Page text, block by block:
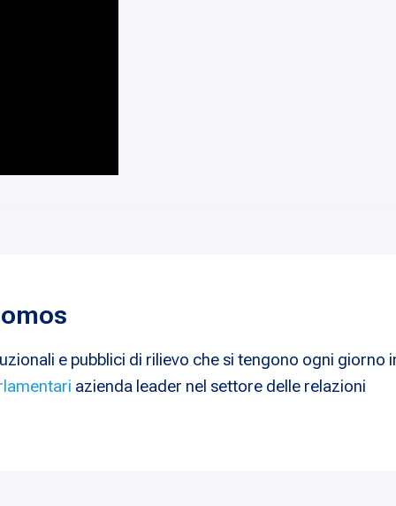
e pubblici di rilievo che si tengono ogni giorno
azienda leader nel settore delle relazioni